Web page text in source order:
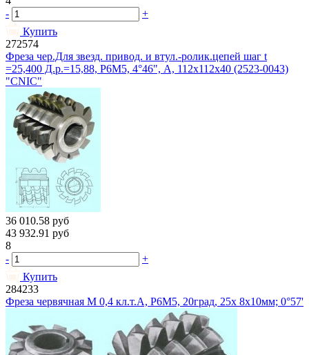
-
+
Купить
272574
Фреза чер.Для звезд. привод. и втул.-ролик.цепей шаг t
=25,400 Д.р.=15,88, Р6М5, 4°46", A, 112х112х40 (2523-0043)
"CNIC"
36 010.58 руб
43 932.91 руб
8
-
+
Купить
284233
Фреза червячная М 0,4 кл.т.А, Р6М5, 20град, 25х 8х10мм; 0°57'